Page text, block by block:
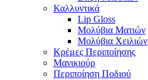
Καλλυντικά
Lip Gloss
Μολύβια Ματιών
Μολύβια Χειλιών
Κρέμες Περιποίησης
Μανικιούρ
Περιποίηση Ποδιού